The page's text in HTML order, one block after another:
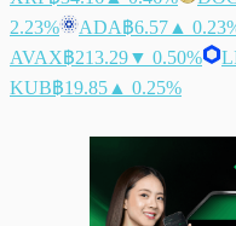
2.23%
ADA฿6.57 ▲
AVAX฿213.29▼ 0.50%
KUB฿19.85 ▲ 0.25%